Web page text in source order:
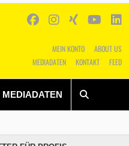
MEIN KONTO
ABOUT US
MEDIADATEN
KONTAKT FEED
MEDIADATEN
Shop SUCHEN